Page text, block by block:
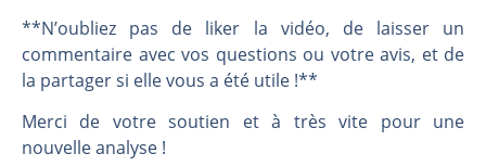
**N’oubliez pas de liker la vidéo, de laisser un
commentaire avec vos questions ou votre avis, et de
la partager si elle vous a été utile !**
Merci de votre soutien et à très vite pour une
nouvelle analyse !